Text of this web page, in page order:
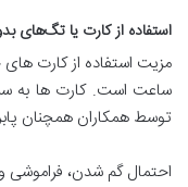
استفاده از کارت یا تگ‌های
مزیت استفاده از کارت
ساعت است. کارت ها به
توسط همکاران همچنان
احتمال گم شدن، فراموشی